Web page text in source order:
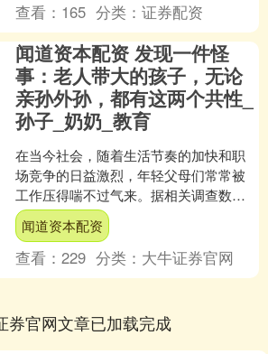
查看： 165 分类：证券配资
闻道资本配资 发现一件怪
事：老人带大的孩子，无论
亲孙外孙，都有这两个共性_
孙子_奶奶_教育
在当今社会，随着生活节奏的加快和职
场竞争的日益激烈，年轻父母们常常被
工作压得喘不过气来。据相关调查数据
显示，超过 60% 的双职工家庭选择让老
人帮忙照顾孩子，祖....
闻道资本配资
查看：229 分类： 大牛证券官网
券官网文章已加载完成